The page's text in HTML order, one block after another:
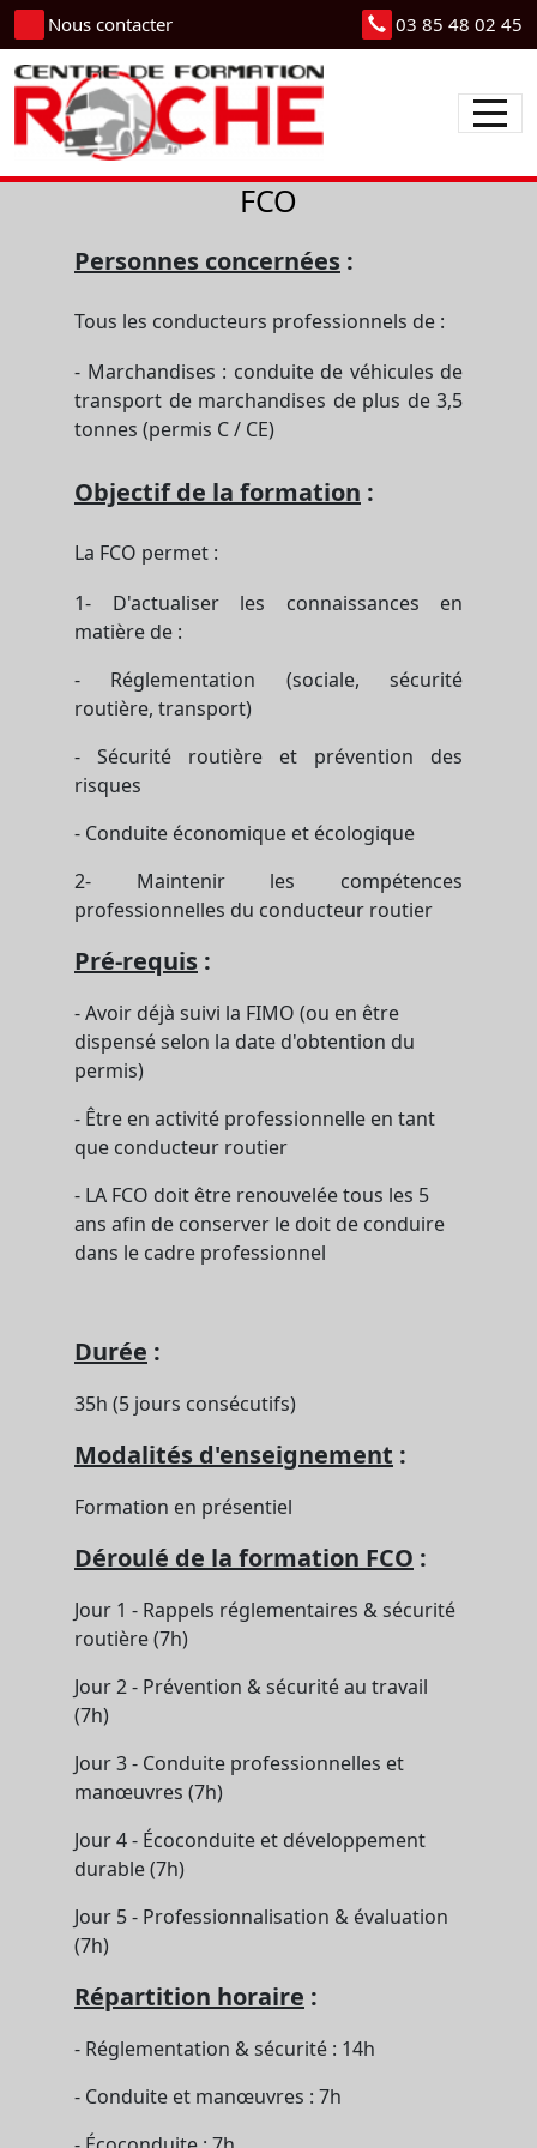
Panneau de gestion des cookies
Nous contacter 03 85 48 02 45
FCO
Personnes concernées :
Tous les conducteurs professionnels de :
- Marchandises : conduite de véhicules de
transport de marchandises de plus de 3,5
tonnes (permis C / CE)
Objectif de la formation :
La FCO permet :
1- D'actualiser les connaissances en
matière de :
- Réglementation (sociale, sécurité
routière, transport)
- Sécurité routière et prévention des
risques
- Conduite économique et écologique
2- Maintenir les compétences
professionnelles du conducteur routier
Pré-requis :
- Avoir déjà suivi la FIMO (ou en être
dispensé selon la date d'obtention du
permis)
- Être en activité professionnelle en tant
que conducteur routier
- LA FCO doit être renouvelée tous les 5
ans afin de conserver le doit de conduire
dans le cadre professionnel
Durée :
35h (5 jours consécutifs)
Modalités d'enseignement :
Formation en présentiel
Déroulé de la formation FCO :
Jour 1 - Rappels réglementaires & sécurité
routière (7h)
Jour 2 - Prévention & sécurité au travail
(7h)
Jour 3 - Conduite professionnelles et
manœuvres (7h)
Jour 4 - Écoconduite et développement
durable (7h)
Jour 5 - Professionnalisation & évaluation
(7h)
Répartition horaire :
- Réglementation & sécurité : 14h
- Conduite et manœuvres : 7h